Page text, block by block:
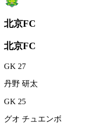
北京FC
北京FC
GK 27
丹野 研太
GK 25
グオ チュエンボ